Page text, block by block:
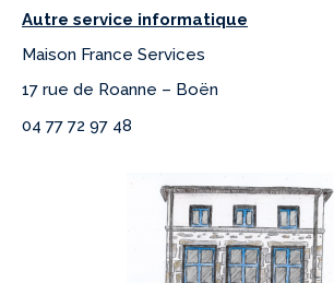
Autre service informatique
Maison France Services
17 rue de Roanne – Boën
04 77 72 97 48